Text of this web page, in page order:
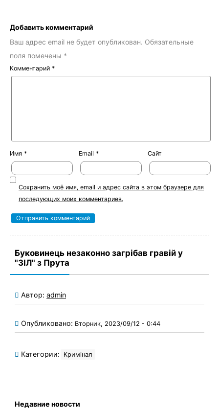
Добавить комментарий
Ваш адрес email не будет опубликован. Обязательные
поля помечены *
Комментарий *
Имя * Email * Сайт
Сохранить моё имя, email и адрес сайта в этом браузере для
последующих моих комментариев.
Буковинець незаконно загрібав гравій у
"ЗІЛ" з Прута
Автор: admin
Опубликовано: Вторник, 2023/09/12 - 0:44
Категории: Кримінал
Недавние новости